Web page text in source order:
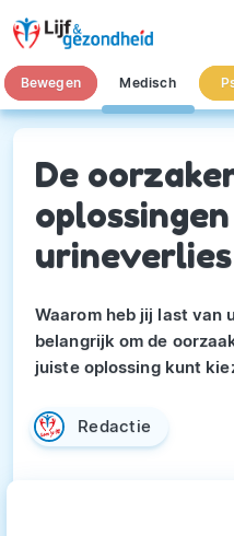
Bewegen Medisch
De
urineverlies
Waarom heb jij last van
belangrijk om de
juiste oplossing kunt
Redactie